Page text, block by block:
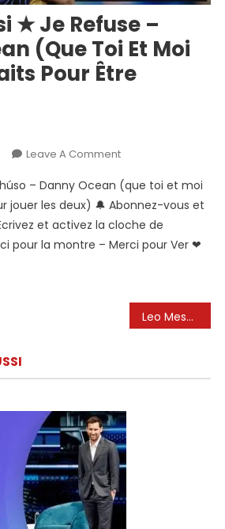
★ Je Refuse –
(que Toi Et Moi
Pour Être
Leave A CommentOn
Messi
★
Je
Refuse
Ocean
(que
Faits
Pour
Être
Ensemble)
– Danny Ocean (que toi et moi
jouer les deux) 🔔 Abonnez-vous et
et activez la cloche de
pour la montre – Merci pour Ver ❤
Leo Messi Evolution 🇦🇷🔥